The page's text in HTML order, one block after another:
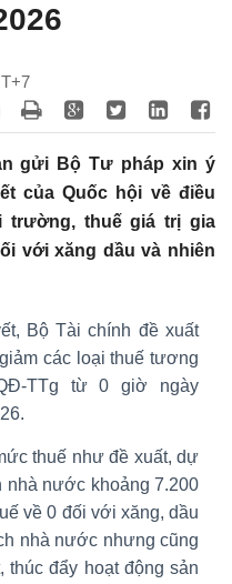
gửi Bộ Tư pháp xin ý
của Quốc hội về điều
trường, thuế giá trị gia
với xăng dầu và nhiên
Bộ Tài chính đề xuất
các loại thuế tương
TTg từ 0 giờ ngày
thuế như đề xuất, dự
nhà nước khoảng 7.200
về 0 đối với xăng, dầu
nhà nước nhưng cũng
thúc đẩy hoạt động sản